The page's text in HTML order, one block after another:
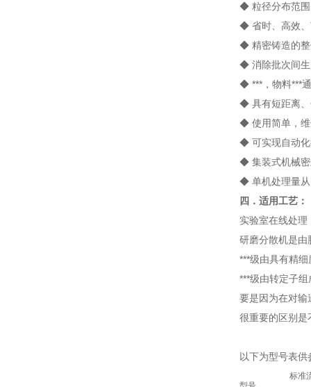
◆ 粒径分布范
◆ 省时、高效
◆ 精密铸造的整
◆ 消除批次间
◆ ***，物料***
◆ 具有短距离
◆ 使用简单，
◆ 可实现自动
◆ 集装式机械密
◆ 单机处理量
四． 适用工艺：
实验室在线处
研磨分散机是由
***级由具有精
***级由转定子
要是因为在对输
很重要的区别是
以下为型号表供
标准